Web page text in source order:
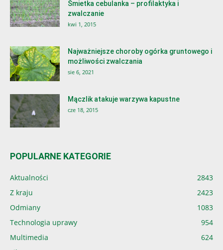
Śmietka cebulanka – profilaktyka i
zwalczanie
kwi 1, 2015
Najważniejsze choroby ogórka gruntowego i
możliwości zwalczania
sie 6, 2021
Mączlik atakuje warzywa kapustne
cze 18, 2015
POPULARNE KATEGORIE
Aktualności
2843
Z kraju
2423
Odmiany
1083
Technologia uprawy
954
Multimedia
624